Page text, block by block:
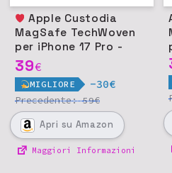
Apple Custodia
MagSafe TechWoven
per iPhone 17 Pro -
Terra di Siena
39€
MIGLIORE -30€
Precedente:59€
Apri su Amazon
Maggiori Informazioni